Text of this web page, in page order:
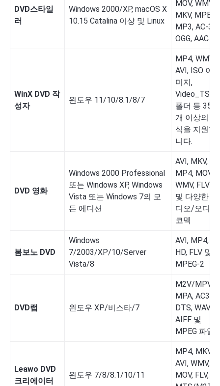
DVD스타일
러
Windows 2000/XP, macOS X
10.15 Catalina 이상 및 Linux
MOV, WMV,
MKV, MPEG,
MP3, AC-3,
OGG, AAC
WinX DVD 작
성자
윈도우 11/10/8.1/8/7
MP4, WMV,
AVI, ISO 이
미지,
Video_TS
폴더 등 350
개 이상의 형
식을 지원합
니다.
DVD 영화
Windows 2000 Professional
또는 Windows XP, Windows
Vista 또는 Windows 7의 모
든 에디션
AVI, MKV,
MP4, MOV,
WMV, FLV
및 다양한 비
디오/오디오
코덱
봄보노 DVD
Windows
7/2003/XP/10/Server
Vista/8
AVI, MP4,
HD, FLV 및
MPEG-2
DVD랩 윈도우 XP/비스타/7
M2V/MPV,
MPA, AC3,
DTS, WAV,
AIFF 및
MPEG 파일
Leawo DVD
크리에이터
윈도우 7/8/8.1/10/11
MP4, MKV,
AVI, WMV,
MOV, FLV,